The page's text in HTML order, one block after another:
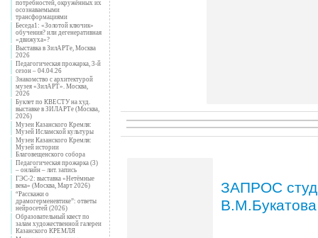
потребностей, окружённых их
осознаваемыми
трансформациями
Беседа1: «Золотой ключик»
обучения? или дегенеративная
«движуха»?
Выставка в ЗилАРТе, Москва
2026
Педагогическая прожарка, 3-й
сезон – 04.04.26
Знакомство с архитектурой
музея «ЗилАРТ». Москва,
2026
Буклет по КВЕСТУ на худ.
выставке в ЗИЛАРТе (Москва,
2026)
Музеи Казанского Кремля:
Музей Исламской культуры
Музеи Казанского Кремля:
Музей истории
Благовещенского собора
Педагогическая прожарка (3)
– онлайн – лит. запись
ГЭС-2: выставка «Нетёмные
века» (Москва, Март 2026)
“Расскажи о
драмогерменевтике”: ответы
нейросетей (2026)
Образовательный квест по
залам художественной галереи
Казанского КРЕМЛЯ
ЗАПРОС
В.М.Букатова